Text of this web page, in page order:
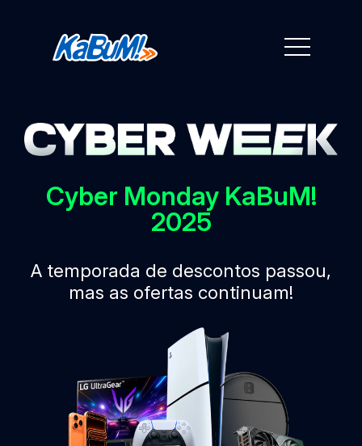
Cyber Monday KaBuM!
2025
A temporada de descontos passou,
mas as ofertas continuam!